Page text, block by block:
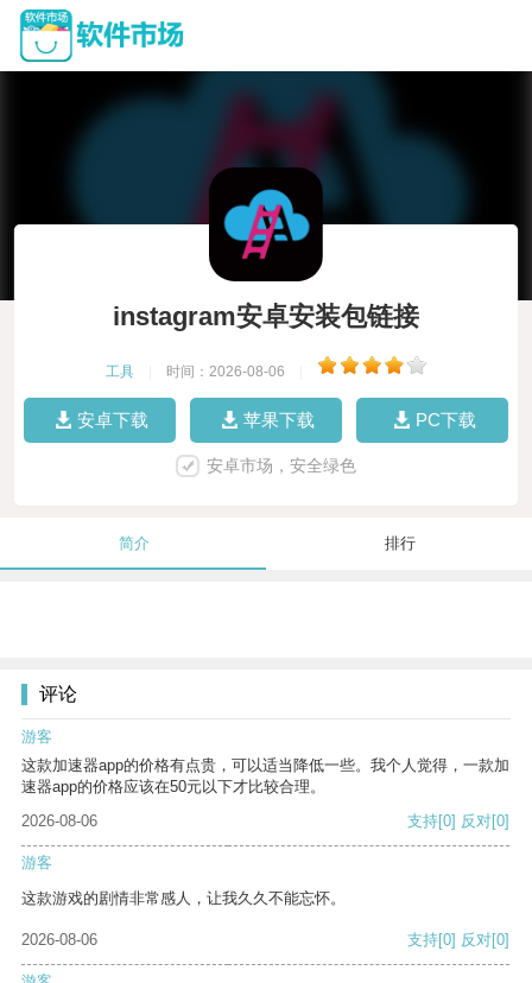
instagram安卓安装包链接
工具 时间：2026-08-06
安卓下载 苹果下载 PC下载
安卓市场，安全绿色
简介 排行
评论
游客
这款加速器app的价格有点贵，可以适当降低一些。我个人觉得，一款加
速器app的价格应该在50元以下才比较合理。
2026-08-06
支持[0] 反对[0]
游客
这款游戏的剧情非常感人，让我久久不能忘怀。
2026-08-06 支持[0] 反对[0]